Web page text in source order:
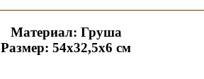
Материал: Груша
Размер: 54х32,5х6 см